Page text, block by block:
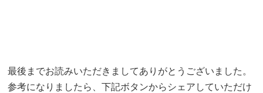
最後までお読みいただきましてありがとうございました。
参考になりましたら、下記ボタンからシェアしていただけ